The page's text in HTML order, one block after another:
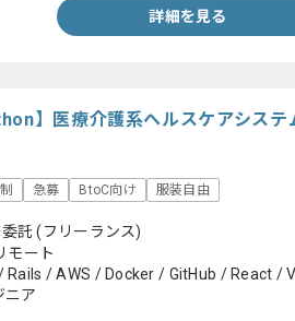
詳細を見る
】医療介護系ヘルスケアシステ
急募 BtoC向け 服装自由
委託(フリーランス)
モート
Rails / AWS / Docker / GitHub / React /
ニア